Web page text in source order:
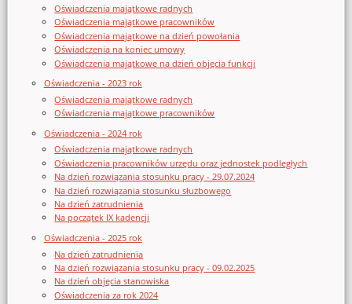
Oświadczenia majątkowe radnych
Oświadczenia majątkowe pracowników
Oświadczenia majątkowe na dzień powołania
Oświadczenia na koniec umowy
Oświadczenia majątkowe na dzień objęcia funkcji
Oświadczenia - 2023 rok
Oświadczenia majątkowe radnych
Oświadczenia majątkowe pracowników
Oświadczenia - 2024 rok
Oświadczenia majątkowe radnych
Oświadczenia pracowników urzędu oraz jednostek podległych
Na dzień rozwiązania stosunku pracy - 29.07.2024
Na dzień rozwiązania stosunku służbowego
Na dzień zatrudnienia
Na początek IX kadencji
Oświadczenia - 2025 rok
Na dzień zatrudnienia
Na dzień rozwiązania stosunku pracy - 09.02.2025
Na dzień objęcia stanowiska
Oświadczenia za rok 2024